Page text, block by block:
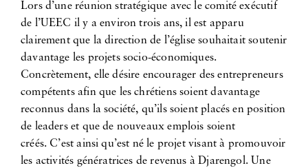
Lors d’une réunion stratégique avec le comité exécutif
de l’UEEC il y a environ trois ans, il est apparu
clairement que la direction de l’église souhaitait soutenir
davantage les projets socio-économiques.
Concrètement, elle désire encourager des entrepreneurs
compétents afin que les chrétiens soient davantage
reconnus dans la société, qu’ils soient placés en position
de leaders et que de nouveaux emplois soient
créés. C’est ainsi qu’est né le projet visant à promouvoir
les activités génératrices de revenus à Djarengol. Une